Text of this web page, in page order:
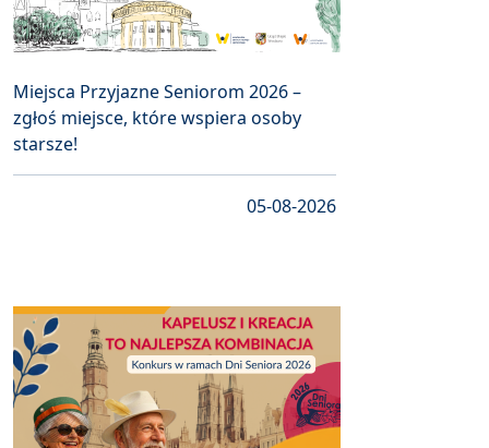
Miejsca Przyjazne Seniorom 2026 –
zgłoś miejsce, które wspiera osoby
starsze!
05-08-2026